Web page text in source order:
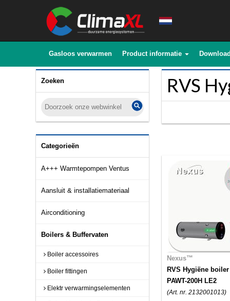
Gasloos verwarmen Product informatie
Zoeken
Categorieën
A+++ Warmtepompen Ventus
Aansluit & installatiemateriaal
Airconditioning
Boilers & Buffervaten
Boiler accessoires
Boiler fittingen
Elektr verwarmingselementen
RVS
Nexus™
RVS Hygiëne boiler
PAWT-200H LE2
(Art. nr. 2132001013)